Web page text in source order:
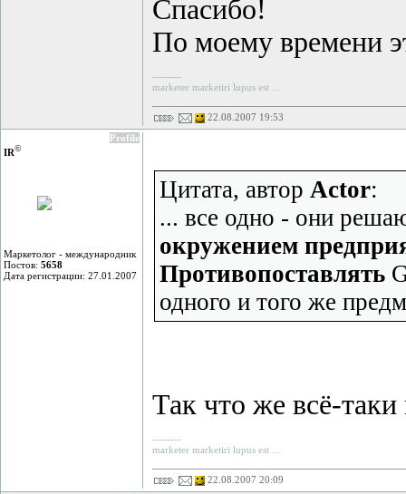
Спасибо!
По моему времени
--------
marketer marketiri lupus est ...
22.08.2007 19:53
Profile
IR©
Маркетолог - международник
Постов: 5658
Дата регистрации: 27.01.2007
Цитата, автор Actor:
... все одно - они
окружением
Противопоставлять
одного и того же
Так что же всё-
--------
marketer marketiri lupus est ...
22.08.2007 20:09